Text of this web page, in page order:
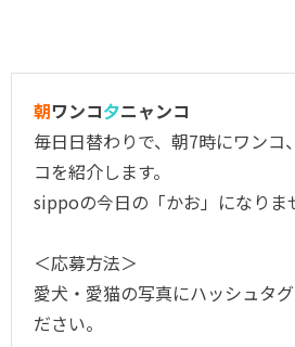
朝ワンコ夕ニャンコ
毎日日替わりで、朝7時にワンコ
コを紹介します。
sippoの今日の「かお」になりま
＜応募方法＞
愛犬・愛猫の写真にハッシュタ
ださい。